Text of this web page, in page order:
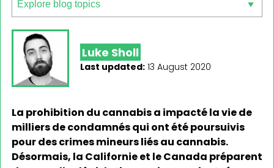
Luke Sholl
Last updated: 13 August 2020
La prohibition du cannabis a impacté la vie de
milliers de condamnés qui ont été poursuivis
pour des crimes mineurs liés au cannabis.
Désormais, la Californie et le Canada préparent